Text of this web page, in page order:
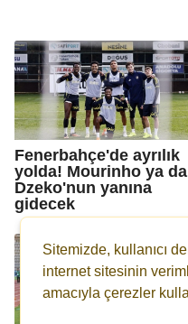
Fenerbahçe'de ayrılık
yolda! Mourinho ya da
Dzeko'nun yanına
gidecek
Sitemizde, kullanıcı
internet sitesinin
amacıyla çerezler